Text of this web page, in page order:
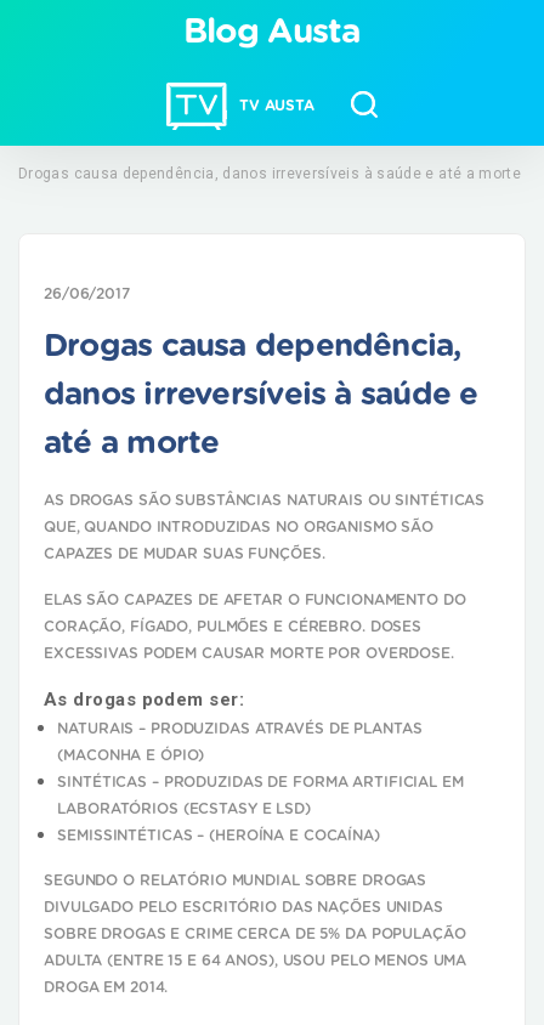
TV AUSTA
Blog Austa
Drogas causa dependência, danos irreversíveis à saúde e até a morte
26/06/2017
Drogas causa dependência,
danos irreversíveis à saúde e
até a morte
AS DROGAS SÃO SUBSTÂNCIAS NATURAIS OU SINTÉTICAS
QUE, QUANDO INTRODUZIDAS NO ORGANISMO SÃO
CAPAZES DE MUDAR SUAS FUNÇÕES.
ELAS SÃO CAPAZES DE AFETAR O FUNCIONAMENTO DO
CORAÇÃO, FÍGADO, PULMÕES E CÉREBRO. DOSES
EXCESSIVAS PODEM CAUSAR MORTE POR OVERDOSE.
As drogas podem ser:
NATURAIS – PRODUZIDAS ATRAVÉS DE PLANTAS
(MACONHA E ÓPIO)
SINTÉTICAS – PRODUZIDAS DE FORMA ARTIFICIAL EM
LABORATÓRIOS (ECSTASY E LSD)
SEMISSINTÉTICAS – (HEROÍNA E COCAÍNA)
SEGUNDO O RELATÓRIO MUNDIAL SOBRE DROGAS
DIVULGADO PELO ESCRITÓRIO DAS NAÇÕES UNIDAS
SOBRE DROGAS E CRIME CERCA DE 5% DA POPULAÇÃO
ADULTA (ENTRE 15 E 64 ANOS), USOU PELO MENOS UMA
DROGA EM 2014.